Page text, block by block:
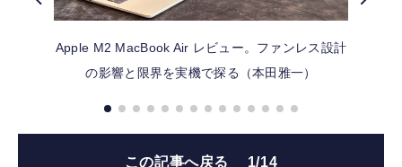
FOLLOW US
Apple M2 MacBook Air レビュー。ファンレス設計
の影響と限界を実機で探る（本田雅一）
この記事へ戻る 1/14